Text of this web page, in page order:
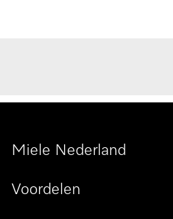
Miele Nederland
Voordelen